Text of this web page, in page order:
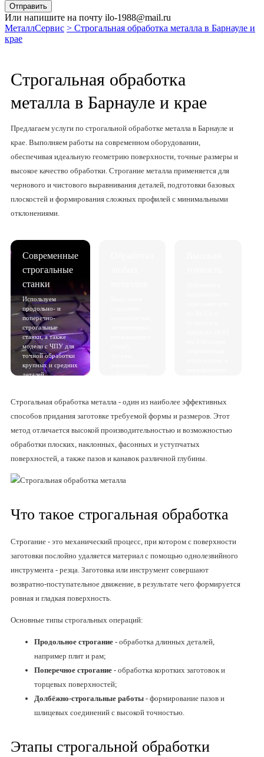
Отправить
Или напишите на почту ilo-1988@mail.ru
МеталлСервис > Строгальная обработка металла в Барнауле и
крае
Строгальная обработка
металла в Барнауле и крае
Предлагаем услуги по строгальной обработке металла в Барнауле и
крае. Выполняем работы на современном оборудовании,
обеспечивая идеальную геометрию поверхности, точные размеры и
высокое качество обработки. Строгание металла применяется для
чернового и чистового выравнивания деталей, подготовки базовых
плоскостей и формирования сложных профилей с минимальными
отклонениями.
Современные
строгальные
станки
Используем
продольно- и
поперечно-
строгальные
станки, а также
модели с ЧПУ для
точной обработки
крупных и средних
деталей.
Строгальная обработка металла - один из наиболее эффективных
способов придания заготовке требуемой формы и размеров. Этот
метод отличается высокой производительностью и возможностью
обработки плоских, наклонных, фасонных и уступчатых
поверхностей, а также пазов и канавок различной глубины.
Что такое строгальная обработка
Строгание - это механический процесс, при котором с поверхности
заготовки послойно удаляется материал с помощью однолезвийного
инструмента - резца. Заготовка или инструмент совершают
возвратно-поступательное движение, в результате чего формируется
ровная и гладкая поверхность.
Основные типы строгальных операций:
Продольное строгание - обработка длинных деталей,
например плит и рам;
Поперечное строгание - обработка коротких заготовок и
торцевых поверхностей;
Долбёжно-строгальные работы - формирование пазов и
шлицевых соединений с высокой точностью.
Этапы строгальной обработки